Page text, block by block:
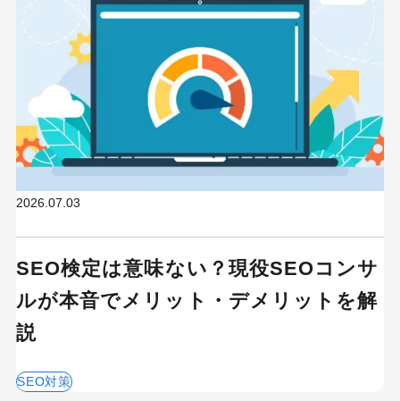
2026.07.03
SEO検定は意味ない？現役SEOコンサ
ルが本音でメリット・デメリットを解
説
SEO対策